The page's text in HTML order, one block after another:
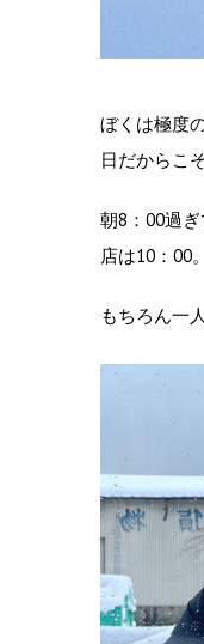
ぼくは極度
日だからこ
朝8：00過
店は10：00。
もちろん一